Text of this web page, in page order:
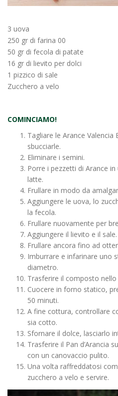
3 uova
250 gr di farina 00
50 gr di fecola di patate
16 gr di lievito per dolci
1 pizzico di sale
Zucchero a velo
COMINCIAMO!
Tagliare le Arance Valencia
sbucciarle.
Eliminare i semini.
Porre i pezzetti di Arance
latte.
Frullare in modo da
Aggiungere le uova, lo
la fecola.
Frullare nuovamente per
Aggiungere il lievito e il sale.
Frullare ancora fino ad
Imburrare e infarinare uno
diametro.
Trasferire il composto
Cuocere in forno statico,
50 minuti.
A fine cottura, controllare
sia cotto.
Sfornare il dolce, lasciarlo
Trasferire il Pan d’Arancia
con un canovaccio pulito.
Una volta raffreddatosi
zucchero a velo e servire.